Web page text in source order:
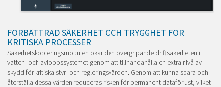
FÖRBÄTTRAD SÄKERHET OCH TRYGGHET FÖR
KRITISKA PROCESSER
Säkerhetskopieringsmodulen ökar den övergripande driftsäkerheten i
vatten- och avloppssystemet genom att tillhandahålla en extra nivå av
skydd för kritiska styr- och regleringsvärden. Genom att kunna spara och
återställa dessa värden reduceras risken för permanent dataförlust, vilket